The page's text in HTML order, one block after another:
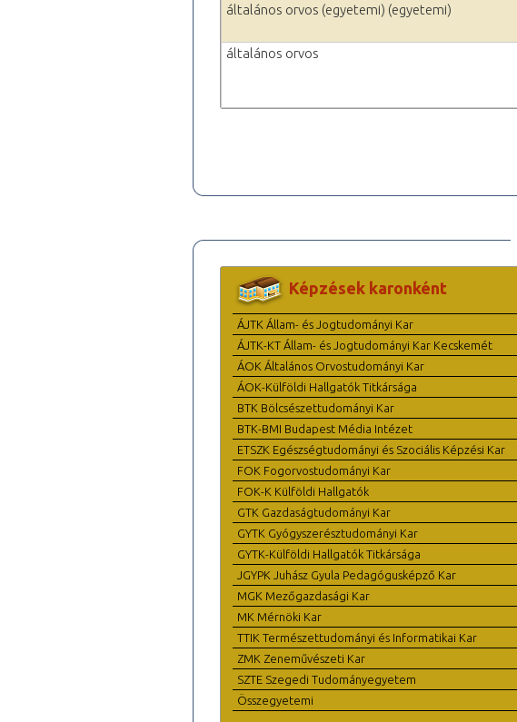
általános orvos (egyetemi) (egyetemi)
általános orvos
Képzések karonként
ÁJTK Állam- és Jogtudományi Kar
ÁJTK-KT Állam- és Jogtudományi Kar Kecskemét
ÁOK Általános Orvostudományi Kar
ÁOK-Külföldi Hallgatók Titkársága
BTK Bölcsészettudományi Kar
BTK-BMI Budapest Média Intézet
ETSZK Egészségtudományi és Szociális Képzési Kar
FOK Fogorvostudományi Kar
FOK-K Külföldi Hallgatók
GTK Gazdaságtudományi Kar
GYTK Gyógyszerésztudományi Kar
GYTK-Külföldi Hallgatók Titkársága
JGYPK Juhász Gyula Pedagógusképző Kar
MGK Mezőgazdasági Kar
MK Mérnöki Kar
TTIK Természettudományi és Informatikai Kar
ZMK Zeneművészeti Kar
SZTE Szegedi Tudományegyetem
Összegyetemi